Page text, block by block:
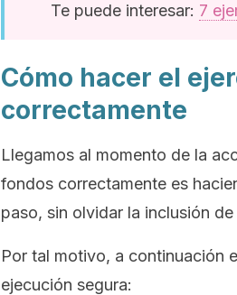
Te puede interesar: 7
Cómo hacer el
correctamente
Llegamos al momento de la
fondos correctamente es
paso, sin olvidar la inclusión de
Por tal motivo, a continuación
ejecución segura: